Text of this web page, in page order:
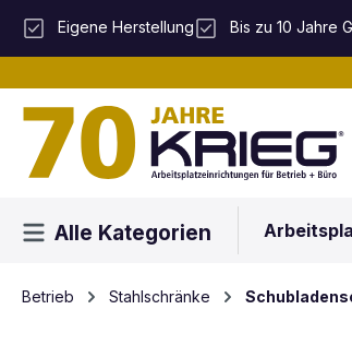
Hauptinhalt springen
Zur Suche springen
Zur Hauptnavigation springen
Eigene Herstellung Bis zu 10 Jahre
Alle Kategorien
Betrieb Stahlschränke